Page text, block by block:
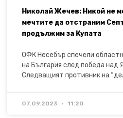
Николай Жечев: Никой не
мечтите да отстраним
продължим за Купата
ОФК Несебър спечели
на България след победа над
Следващият противник на
07.09.2023 11:20